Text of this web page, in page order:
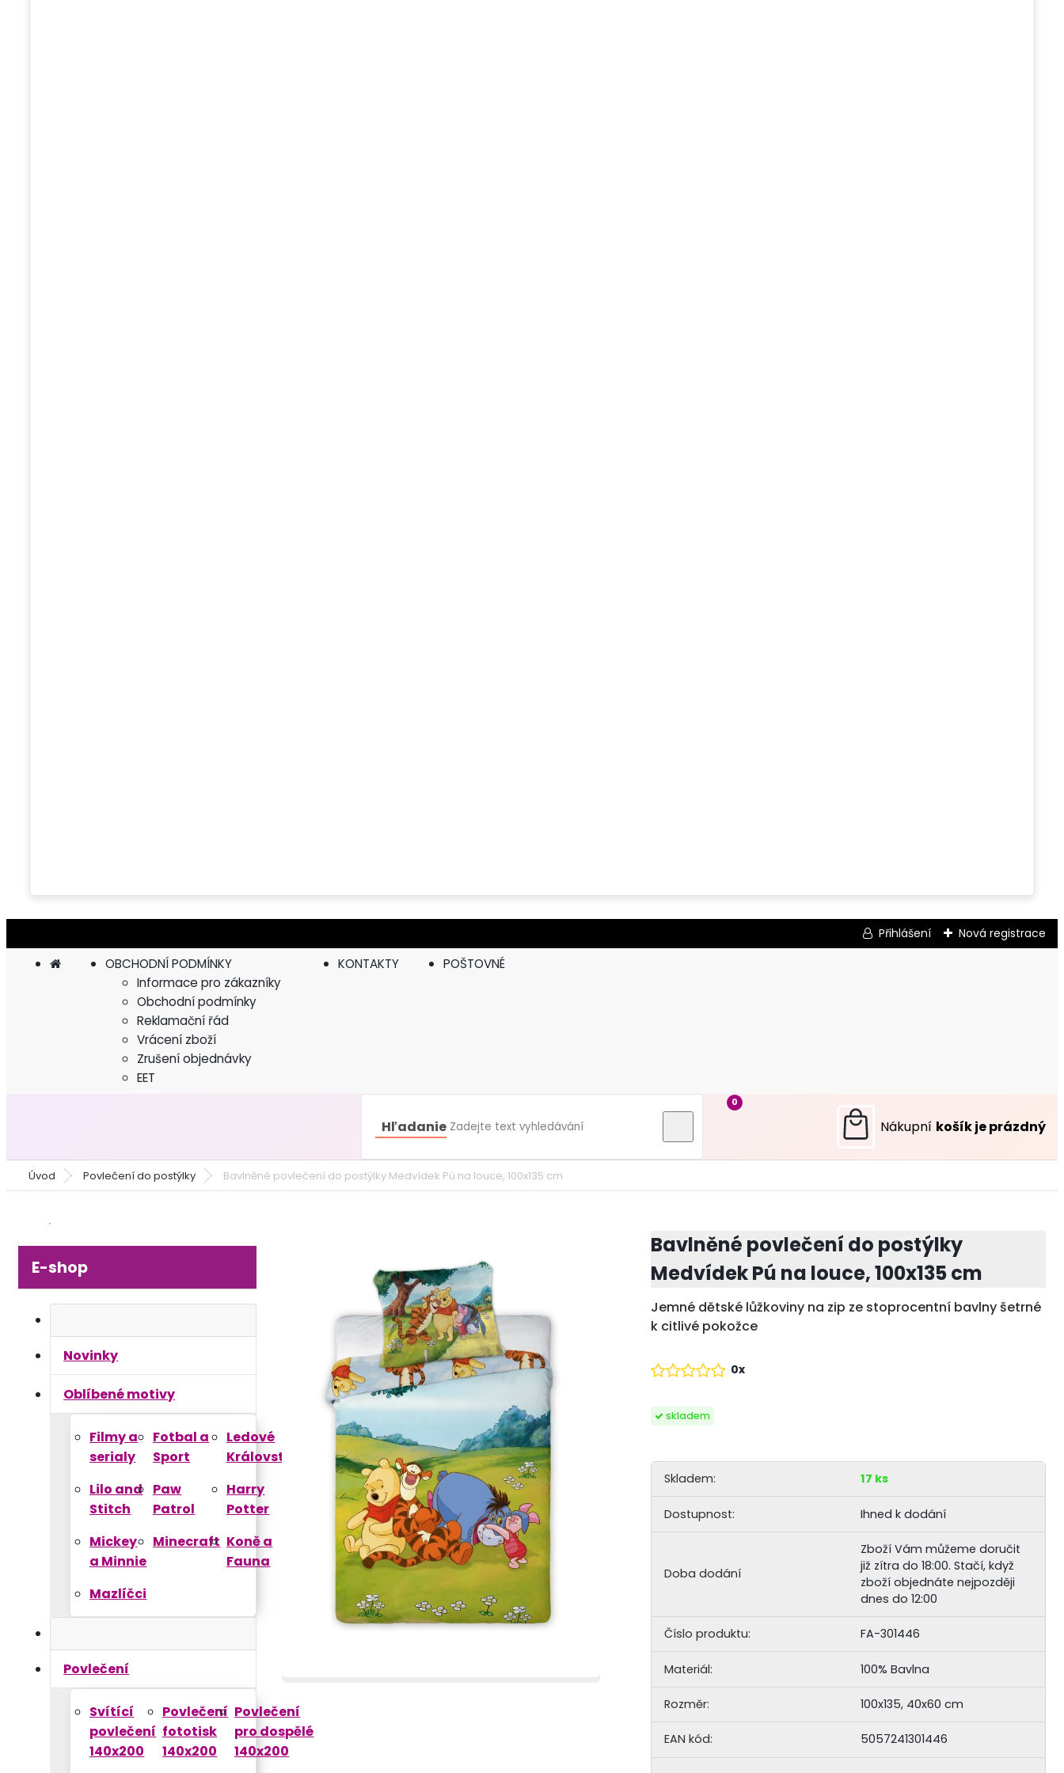
Přihlášení Nová registrace
OBCHODNÍ PODMÍNKY
Informace pro zákazníky
Obchodní podmínky
Reklamační řád
Vrácení zboží
Zrušení objednávky
EET
KONTAKTY POŠTOVNÉ
Hľadanie
0
Úvod Povlečení do postýlky Bavlněné povlečení do postýlky Medvídek Pú na louce, 100x135 cm
E-shop
Novinky
Oblíbené motivy
Filmy a
serialy
Fotbal a
Sport
Ledové
Království
Lilo and
Stitch
Paw
Patrol
Harry
Potter
Mickey
a Minnie
Minecraft Koně a
Fauna
Mazlíčci
Povlečení
Svítící
povlečení
140x200
Povlečení
fototisk
140x200
Povlečení
pro dospělé
140x200
Bavlněné povlečení do postýlky
Medvídek Pú na louce, 100x135 cm
Jemné dětské lůžkoviny na zip ze stoprocentní bavlny šetrné
k citlivé pokožce
skladem
0x
Skladem: 17 ks
Dostupnost: Ihned k dodání
Doba dodání
Zboží Vám můžeme doručit
již zítra do 18:00.Stačí, když
zboží objednáte nejpozději
dnes do 12:00
Číslo produktu: FA-301446
Materiál: 100% Bavlna
Rozměr: 100x135, 40x60 cm
EAN kód: 5057241301446